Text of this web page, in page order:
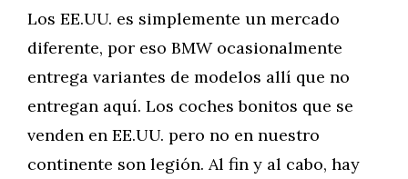
Los EE.UU. es simplemente un mercado
diferente, por eso BMW ocasionalmente
entrega variantes de modelos allí que no
entregan aquí. Los coches bonitos que se
venden en EE.UU. pero no en nuestro
continente son legión. Al fin y al cabo, hay